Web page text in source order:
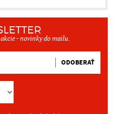
- novinky do mailu.
ODOBERAŤ